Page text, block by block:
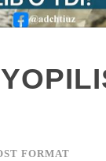
FORMAT